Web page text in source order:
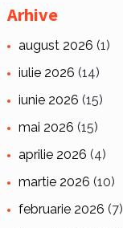
Arhive
august 2026 (1)
iulie 2026 (14)
iunie 2026 (15)
mai 2026 (15)
aprilie 2026 (4)
martie 2026 (10)
februarie 2026 (7)